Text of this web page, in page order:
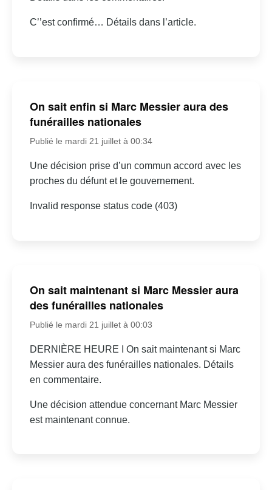
C’’est confirmé… Détails dans l’article.
On sait enfin si Marc Messier aura des
funérailles nationales
Publié le mardi 21 juillet à 00:34
Une décision prise d’un commun accord avec les
proches du défunt et le gouvernement.
Invalid response status code (403)
On sait maintenant si Marc Messier aura
des funérailles nationales
Publié le mardi 21 juillet à 00:03
DERNIÈRE HEURE I On sait maintenant si Marc
Messier aura des funérailles nationales. Détails
en commentaire.
Une décision attendue concernant Marc Messier
est maintenant connue.